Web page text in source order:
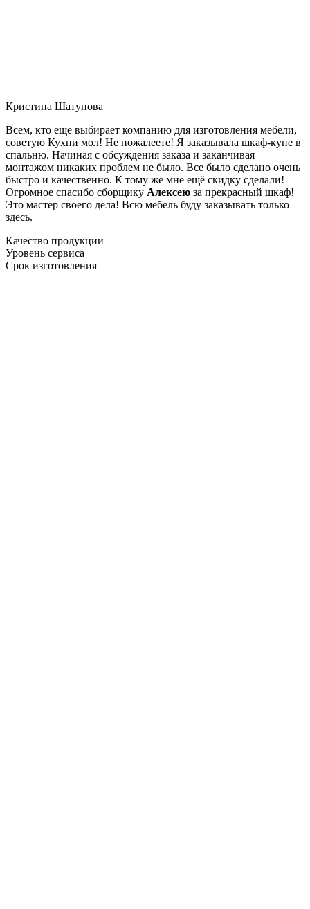
Кристина Шатунова
Всем, кто еще выбирает компанию для изготовления мебели,
советую Кухни мол! Не пожалеете! Я заказывала шкаф-купе в
спальню. Начиная с обсуждения заказа и заканчивая
монтажом никаких проблем не было. Все было сделано очень
быстро и качественно. К тому же мне ещё скидку сделали!
Огромное спасибо сборщику Алексею за прекрасный шкаф!
Это мастер своего дела! Всю мебель буду заказывать только
здесь.
Качество продукции
Уровень сервиса
Срок изготовления